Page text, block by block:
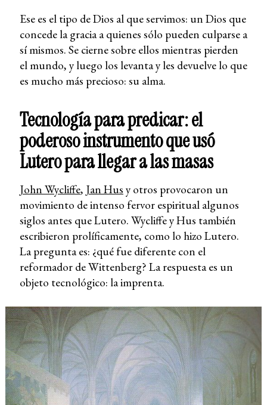
Ese es el tipo de Dios al que servimos: un Dios que
concede la gracia a quienes sólo pueden culparse a
sí mismos. Se cierne sobre ellos mientras pierden
el mundo, y luego los levanta y les devuelve lo que
es mucho más precioso: su alma.
Tecnología para predicar: el
poderoso instrumento que usó
Lutero para llegar a las masas
John Wycliffe, Jan Hus y otros provocaron un
movimiento de intenso fervor espiritual algunos
siglos antes que Lutero. Wycliffe y Hus también
escribieron prolíficamente, como lo hizo Lutero.
La pregunta es: ¿qué fue diferente con el
reformador de Wittenberg? La respuesta es un
objeto tecnológico: la imprenta.